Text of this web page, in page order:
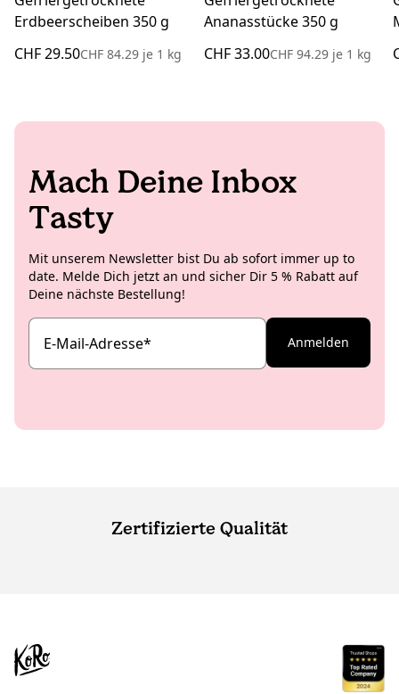
Erdbeerscheiben 350 g
CHF 29.50CHF 84.29 je 1 kg
Ananasstücke 350 g
CHF 33.00CHF 94.29 je1 kg
Mach Deine Inbox
Tasty
Mit unserem Newsletter bist Du ab sofort immer up to
date. Melde Dich jetzt an und sicher Dir 5 % Rabatt auf
Deine nächste Bestellung!
E-Mail-Adresse* Anmelden
Zertifizierte Qualität